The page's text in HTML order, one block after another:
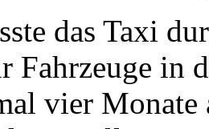
das Taxi
Fahrzeuge in
vier Monate